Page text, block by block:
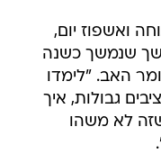
ואשפוז יום,
שנמשך כשנה
האב. "לימדו
גבולות, איך
לא משהו